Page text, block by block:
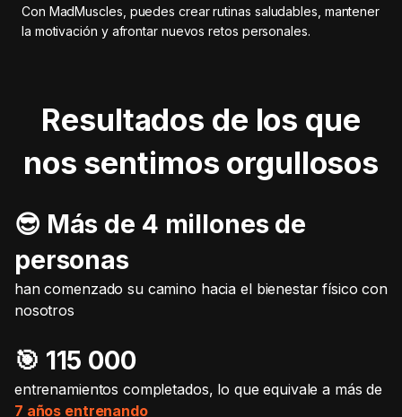
Con MadMuscles, puedes crear rutinas saludables, mantener
la motivación y afrontar nuevos retos personales.
Resultados de los que
nos sentimos orgullosos
😎 Más de 4 millones de
personas
han comenzado su camino hacia el bienestar físico con
nosotros
🎯️ 115 000
entrenamientos completados, lo que equivale a más de
7 años entrenando